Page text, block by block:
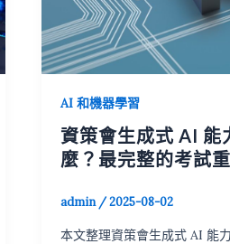
AI 和機器學習
資策會生成式 AI 能
麼？最完整的考試
admin /2025-08-02
本文整理資策會生成式 AI 能